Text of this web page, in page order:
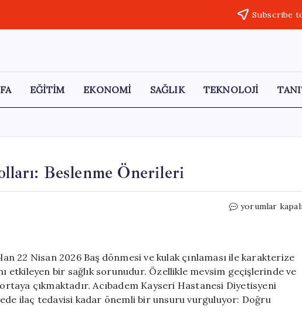
Subscribe
EĞİTİM EKONOMİ SAĞLIK TEKNOLOJİ
Beslenme Önerileri
Vertigo
Yolları:
Beslenme
Önerileri
için
yorumlar
22 Nisan 2026 Baş dönmesi ve kulak çınlaması ile karakterize
etkileyen bir sağlık sorunudur. Özellikle mevsim geçişlerinde ve
ortaya çıkmaktadır. Acıbadem Kayseri Hastanesi Diyetisyeni
ilaç tedavisi kadar önemli bir unsuru vurguluyor: Doğru